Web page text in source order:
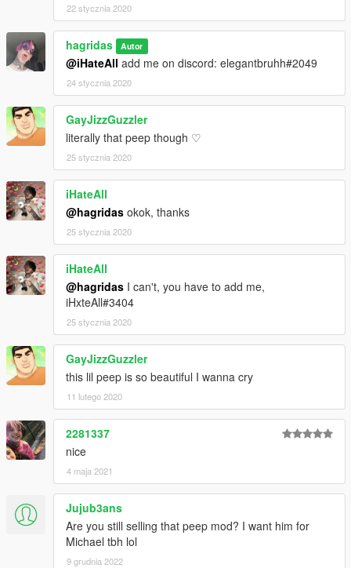
22 stycznia 2020
hagridas Autor
@iHateAll add me on discord: elegantbruhh#2049
24 stycznia 2020
GayJizzGuzzler
literally that peep though ♡
25 stycznia 2020
iHateAll
@hagridas okok, thanks
25 stycznia 2020
iHateAll
@hagridas I can't, you have to add me,
iHxteAll#3404
25 stycznia 2020
GayJizzGuzzler
this lil peep is so beautiful I wanna cry
11 lutego 2020
2281337
nice
4 maja 2021
Jujub3ans
Are you still selling that peep mod? I want him for
Michael tbh lol
9 grudnia 2022